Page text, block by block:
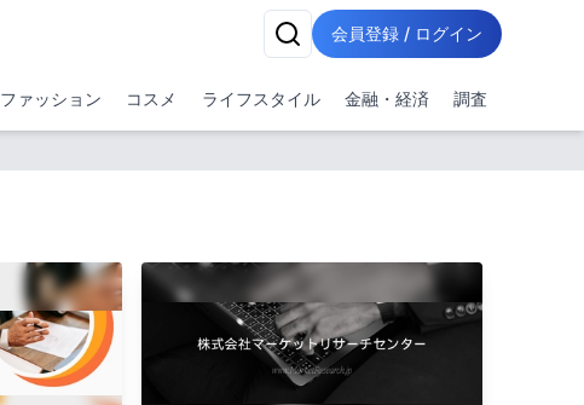
会員登録 / ログイン
ファッション コスメ ライフスタイル 金融・経済 調査